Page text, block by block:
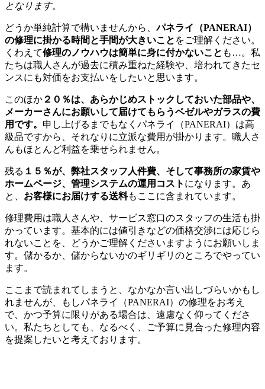
となります。
どうか単純計算で構いませんから、パネライ（PANERAI）
の修理に掛かる時間と手間が大きいこと をご理解ください。
くわえて修理のノウハウは簡単に身に付かないこと も…。私
たちは職人さんが過去に積み重ねた経験や、培われてきたセ
ンスにも対価をお支払いをしたいと思います。
このほか ２０％は、あらかじめストックしておいた部品や、
メーカーさんにお願いして届けてもらうベゼルやガラスの費
用です。 申し上げるまでもなくパネライ（PANERAI）は高
級品ですから、それなりに立派な費用が掛かります。職人さ
んもほとんど利益を乗せられません。
残る １５％が、弊社スタッフ人件費、そして事務所の家賃や
ホームページ、管理システムの運用コスト になります。あ
と、 お客様にお届けする送料もここに含まれています。
修理費用は職人さんや、サービス窓口のスタッフの生活も掛
かっています。基本的には値引きなどの価格交渉には応じら
れないことを、どうかご理解くださいますようにお願いしま
す。儲かるか、儲からないかのギリギリのところでやってい
ます。
ここまで読まれてしまうと、なかなか言い出しづらいかもし
れませんが、もしパネライ（PANERAI）の修理をお考え
で、かつ予算に限りがある場合は、遠慮なく仰ってくださ
い。私たちとしても、なるべく、ご予算に見合った修理内容
を提案したいと考えております。